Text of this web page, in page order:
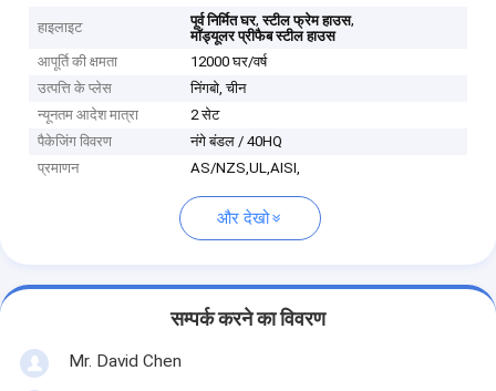
हाइलाइट पूर्व निर्मित घर,स्टील फ्रेम हाउस,
मॉड्यूलर प्रीफैब स्टील हाउस
आपूर्ति की क्षमता
12000 घर/वर्ष
उत्पत्ति के प्लेस
निंगबो, चीन
न्यूनतम आदेश मात्रा
2 सेट
पैकेजिंग विवरण
नंगे बंडल / 40HQ
प्रमाणन
AS/NZS,UL,AISI,
और देखो
सम्पर्क करने का विवरण
Mr. David Chen